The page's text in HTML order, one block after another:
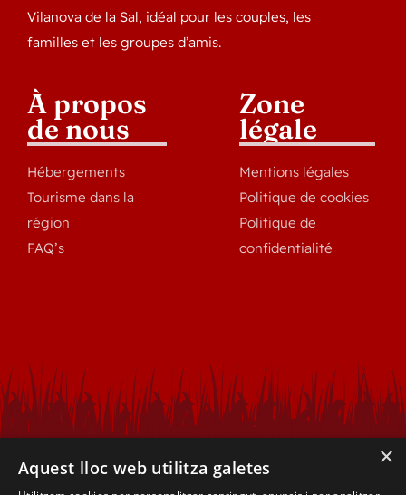
Vilanova de la Sal, idéal pour les couples, les
familles et les groupes d’amis.
À propos
de nous
Hébergements
Tourisme dans la
région
FAQ’s
Zone
légale
Mentions légales
Politique de cookies
Politique de
confidentialité
×
Aquest lloc web utilitza galetes